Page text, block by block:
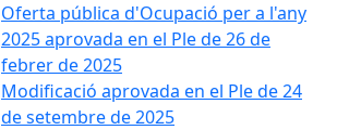
Oferta pública d'Ocupació per a l'any
2025 aprovada en el Ple de 26 de
febrer de 2025
Modificació aprovada en el Ple de 24
de setembre de 2025